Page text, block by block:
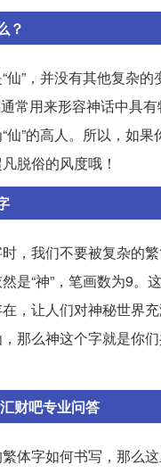
？
仙”，并没有其他复杂的
常用来形容神话中具
仙”的高人。所以，如果
脱俗的风度哦！
，我们不要被复杂的繁
是“神”，笔画数为9。
，让人们对神秘世界
那么神这个字就是你
财吧专业问答
体字如何书写，那么